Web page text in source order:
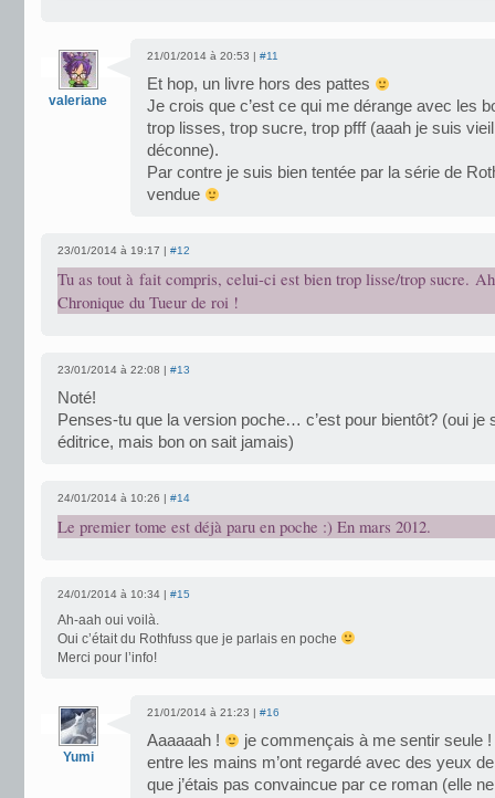
valeriane
21/01/2014 à 20:53 | #11
Et hop, un livre hors des pattes
Je crois que c’est ce qui me dérange avec les
trop lisses, trop sucre, trop pfff (aaah je suis
déconne).
Par contre je suis bien tentée par la série de
vendue
23/01/2014 à 19:17 | #12
Tu as tout à fait compris, celui-ci est bien trop lisse/trop sucre.
Chronique du Tueur de roi !
23/01/2014 à 22:08 | #13
Noté!
Penses-tu que la version poche… c’est pour bientôt? (oui je
éditrice, mais bon on sait jamais)
24/01/2014 à 10:26 | #14
Le premier tome est déjà paru en poche :) En mars 2012.
24/01/2014 à 10:34 | #15
Ah-aah oui voilà.
Oui c’était du Rothfuss que je parlais en poche
Merci pour l’info!
Yumi
21/01/2014 à 21:23 | #16
Aaaaaah !
je commençais à me sentir seule !
entre les mains m’ont regardé avec des yeux
que j’étais pas convaincue par ce roman (elle